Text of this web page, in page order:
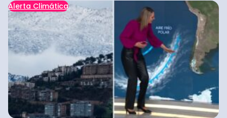
Alerta Climática